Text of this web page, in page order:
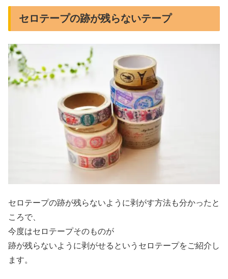
セロテープの跡が残らないテープ
セロテープの跡が残らないように剥がす方法も分かったと
ころで、
今度はセロテープそのものが
跡が残らないように剥がせるというセロテープをご紹介し
ます。